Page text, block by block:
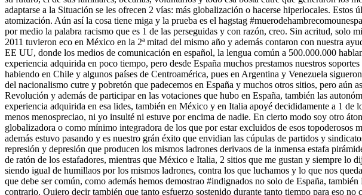
adaptarse a la Situación se les ofrecen 2 vías: más globalización o hacerse hiperlocales.
atomización. Aún así la cosa tiene miga y la prueba es el hagstag
por medio la palabra racismo que es 1 de las perseguidas y con razón, creo. Sin acritud, solo
2011 tuvieron eco en México en la 2ª mitad del mismo año y además contaron con nuestra
EE UU, donde los medios de comunicación en español, la lengua común a 500.000.000
experiencia adquirida en poco tiempo, pero desde España muchos prestamos nuestros
habiendo en Chile y algunos países de Centroamérica, pues en Argentina y Venezuela
del nacionalismo cutre y pobretón que padecemos en España y muchos otros sitios, pero
Revolución y además de participar en las votaciones que hubo en España, también las
experiencia adquirida en esa lides, también en México y en Italia apoyé decididamente a 1 de
menos menospreciao, ni yo insulté ni estuve por encima de nadie. En cierto modo soy otro
globalizadora o como mínimo integradora de los que por estar excluidos de esos
además estuvo pasando y es nuestro grán éxito que envidian las cúpulas de partidos y
represión y depresión que producen los mismos ladrones derivaos de la inmensa estafa
de ratón de los estafadores, mientras que México e Italia, 2 sitios que me gustan y siempre lo
siendo igual de humillaos por los mismos ladrones, contra los que luchamos y lo que nos
que debe ser común, como además hemos demostrao #indignados no solo de España,
contrario. Quiero decir también que tanto esfuerzo sostenido durante tanto tiempo para eso